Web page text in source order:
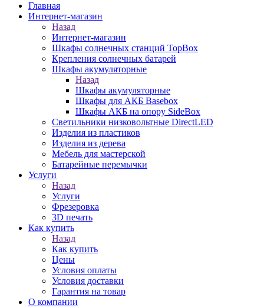
Главная
Интернет-магазин
Назад
Интернет-магазин
Шкафы солнечных станций TopBox
Крепления солнечных батарей
Шкафы акумуляторные
Назад
Шкафы акумуляторные
Шкафы для АКБ Basebox
Шкафы АКБ на опору SideBox
Светильники низковольтные DirectLED
Изделия из пластиков
Изделия из дерева
Мебель для мастерской
Батарейные перемычки
Услуги
Назад
Услуги
Фрезеровка
3D печать
Как купить
Назад
Как купить
Цены
Условия оплаты
Условия доставки
Гарантия на товар
О компании